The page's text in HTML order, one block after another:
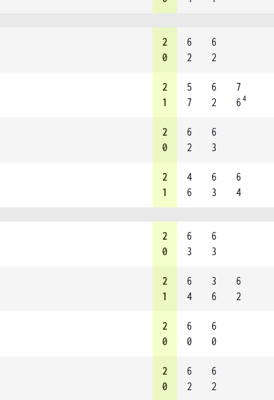
2
0
6
2
6
2
2
1
5
7
6
2
7
64
2
0
6
2
6
3
2
1
4
6
6
3
6
4
2
0
6
3
6
3
2
1
6
4
3
6
6
2
2
0
6
0
6
0
2
0
6
2
6
2